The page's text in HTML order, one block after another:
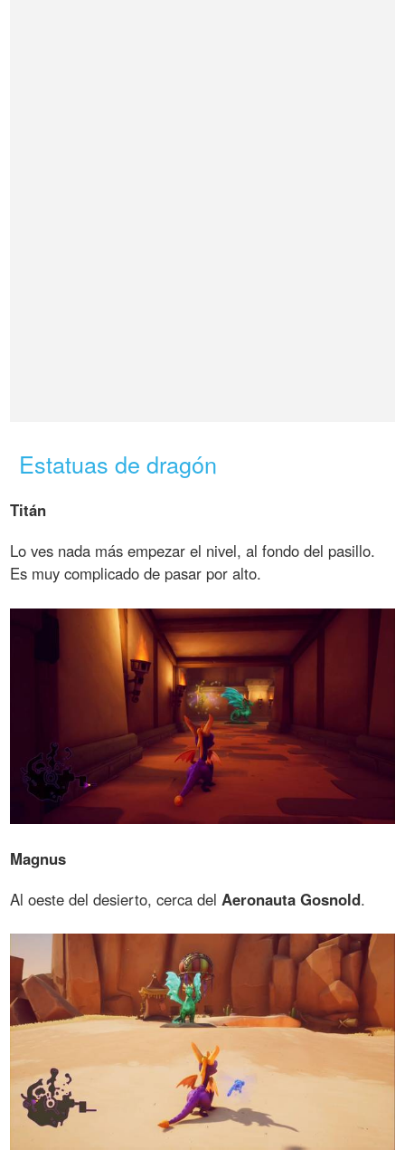
Estatuas de dragón
Titán
Lo ves nada más empezar el nivel, al fondo del pasillo.
Es muy complicado de pasar por alto.
Magnus
Al oeste del desierto, cerca delAeronauta Gosnold.